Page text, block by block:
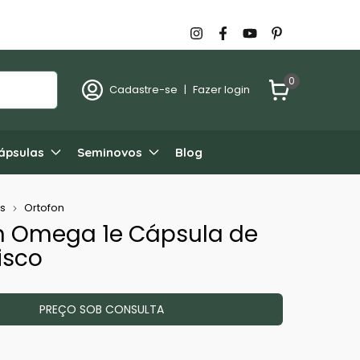
Cadastre-se | Fazer login
0
Seminovos Blog
Ortofon
Omega 1e Cápsula de